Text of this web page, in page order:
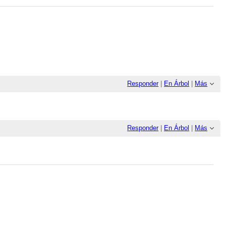
Responder| En Árbol Más
Responder| En Árbol Más